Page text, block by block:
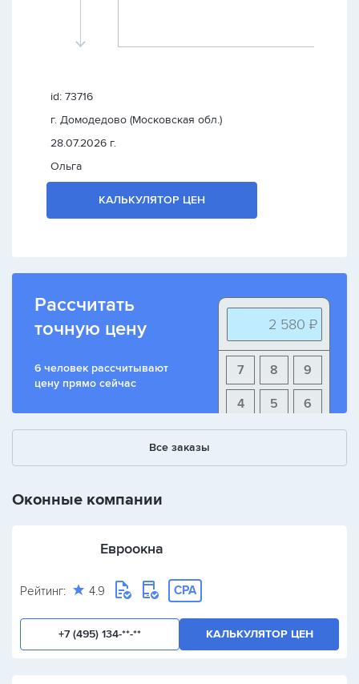
id: 73716
г. Домодедово (Московская обл.)
28.07.2026 г.
Ольга
КАЛЬКУЛЯТОР ЦЕН
Рассчитать
точную цену
6 человек рассчитывают
цену прямо сейчас
2 580 ₽
9
8
7
6
5
4
+ - /
Все заказы
Оконные компании
Евроокна
Рейтинг: 4.9 CPA
+7 (495) 134-**-** КАЛЬКУЛЯТОР ЦЕН